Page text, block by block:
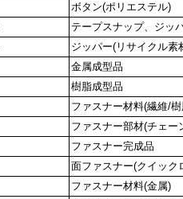
ボタン(ポリエステル)
テープスナップ、ジッ
ジッパー(リサイクル素
金属成型品
樹脂成型品
ファスナー材料(繊維/
ファスナー部材(チェー
ファスナー完成品
面ファスナー(クイック
ファスナー材料(金属)